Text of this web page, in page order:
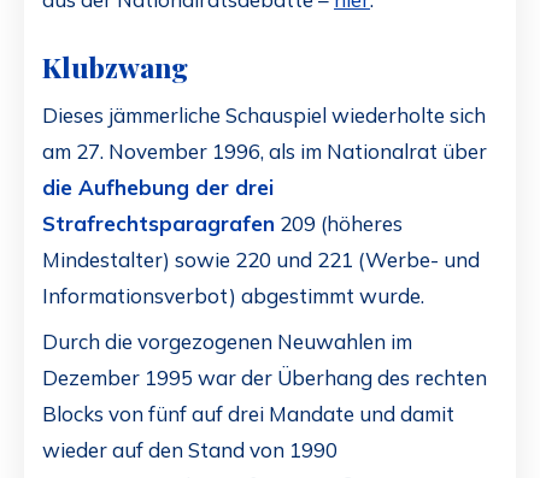
Klubzwang
Dieses jämmerliche Schauspiel wiederholte sich
am 27. November 1996, als im Nationalrat über
die Aufhebung der drei
Strafrechtsparagrafen 209 (höheres
Mindestalter) sowie 220 und 221 (Werbe- und
Informationsverbot) abgestimmt wurde.
Durch die vorgezogenen Neuwahlen im
Dezember 1995 war der Überhang des rechten
Blocks von fünf auf drei Mandate und damit
wieder auf den Stand von 1990